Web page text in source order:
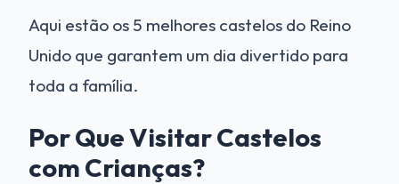
Aqui estão os 5 melhores castelos do Reino
Unido que garantem um dia divertido para
toda a família.
Por Que Visitar Castelos
com Crianças?